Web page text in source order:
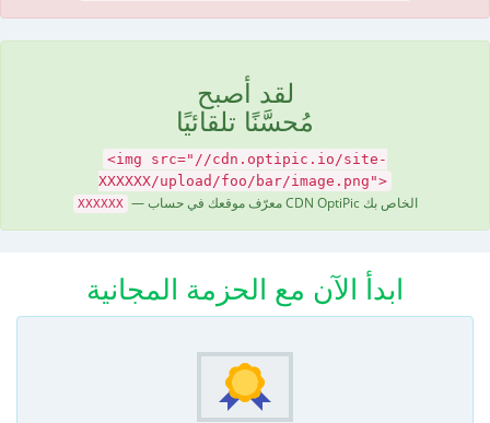
لقد أصبح
مُحسَّنًا تلقائيًا
<img src="//cdn.optipic.io/site-
XXXXXX/upload/foo/bar/image.png">
XXXXXX — معرّف موقعك في حساب CDN OptiPic الخاص بك
ابدأ الآن مع الحزمة المجانية